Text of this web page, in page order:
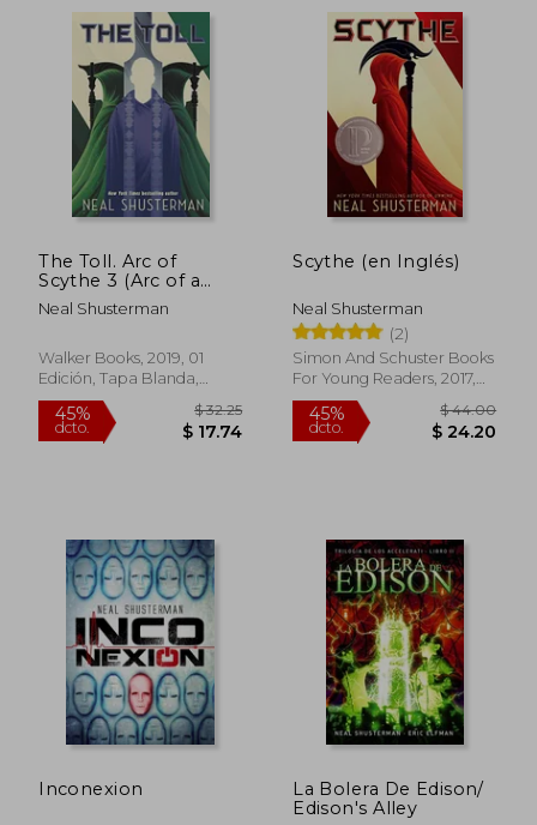
45%
dcto. $ 40.19
45%
dcto. $
The Toll. Arc of
Scythe 3 (Arc of a
Scythe) (en Inglés)
Neal Shusterman
Walker Books, 2019, 01
Edición, Tapa Blanda,
Nuevo
Scythe (en Inglés)
Neal Shusterman
(2)
Simon And Schuster Books
For Young Readers, 2017,
No Edición, Tapa Blanda,
Nuevo
Inconexion
La Bolera De Edison/
Edison's Alley